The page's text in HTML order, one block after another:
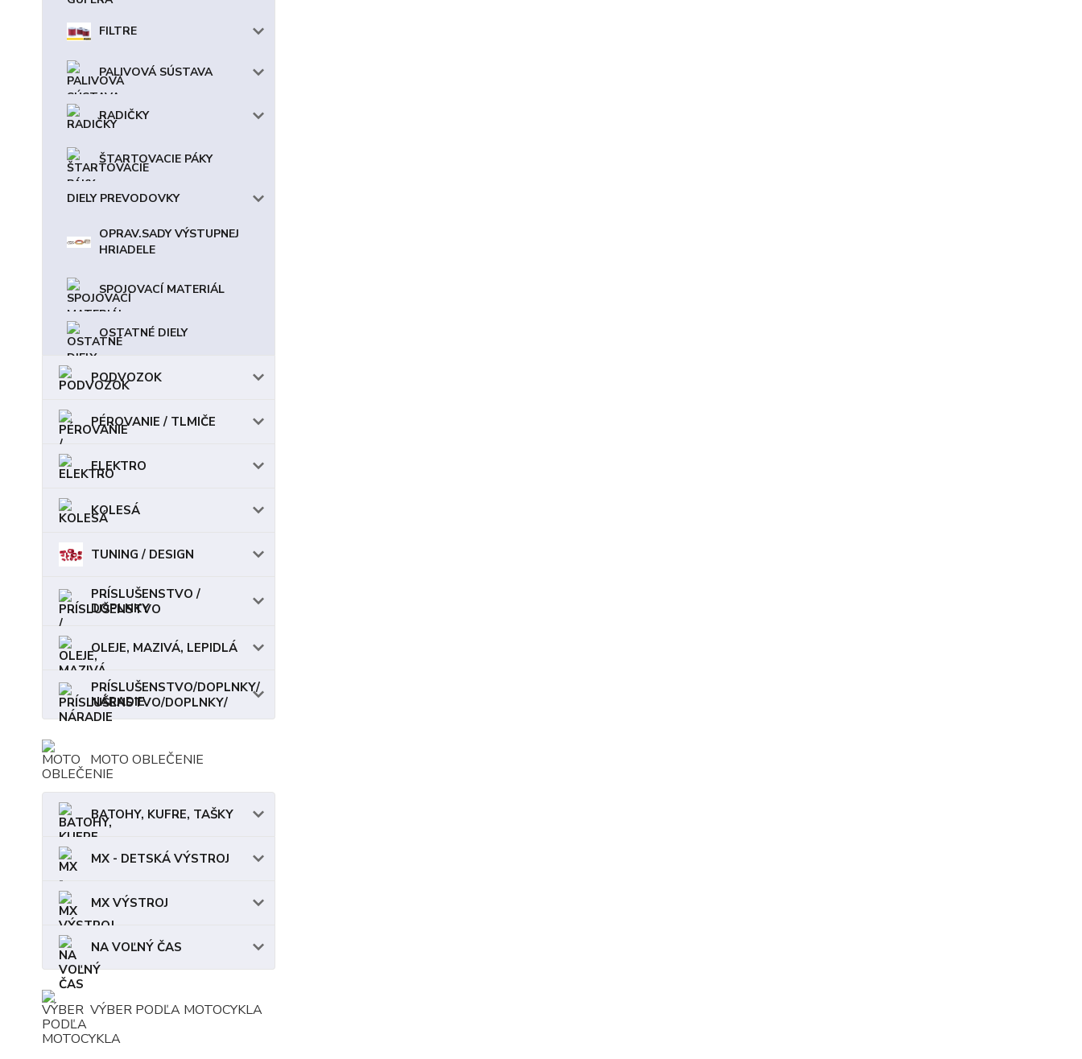
FILTRE
PALIVOVÁ SÚSTAVA
RADIČKY
ŠTARTOVACIE PÁKY
DIELY PREVODOVKY
OPRAV.SADY VÝSTUPNEJ
HRIADELE
SPOJOVACÍ MATERIÁL
OSTATNÉ DIELY
PODVOZOK
PÉROVANIE / TLMIČE
ELEKTRO
KOLESÁ
TUNING / DESIGN
PRÍSLUŠENSTVO /
DOPLNKY
OLEJE, MAZIVÁ, LEPIDLÁ
PRÍSLUŠENSTVO/DOPLNKY/
NÁRADIE
MOTO OBLEČENIE
BATOHY, KUFRE, TAŠKY
MX - DETSKÁ VÝSTROJ
MX VÝSTROJ
NA VOĽNÝ ČAS
VÝBER PODĽA MOTOCYKLA